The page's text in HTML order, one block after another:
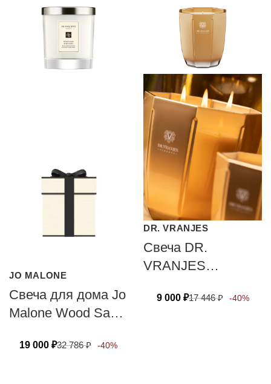
JO MALONE
Свеча для дома Jo
Malone Wood Sage
19 000 ₽32 786₽ -40%
DR. VRANJES
Свеча DR.
VRANJES
NOBILE 80 гр
9 000 ₽17 446₽ -40%